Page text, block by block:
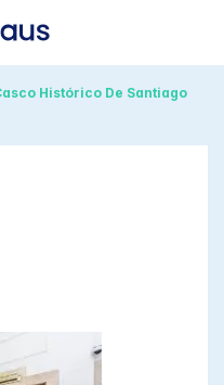
Histórico De Santiago